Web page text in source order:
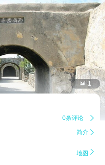
 1
0条评论 
简介 
地图 